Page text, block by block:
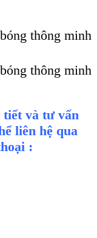
thông minh
thông minh
và tư vấn
liên hệ qua
: